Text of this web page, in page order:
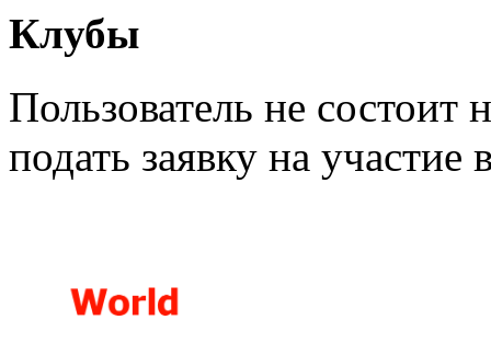
Клубы
Пользователь не
подать заявку на